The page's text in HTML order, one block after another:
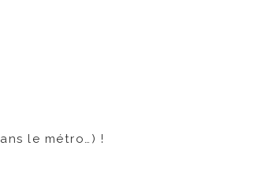
le métro…) !